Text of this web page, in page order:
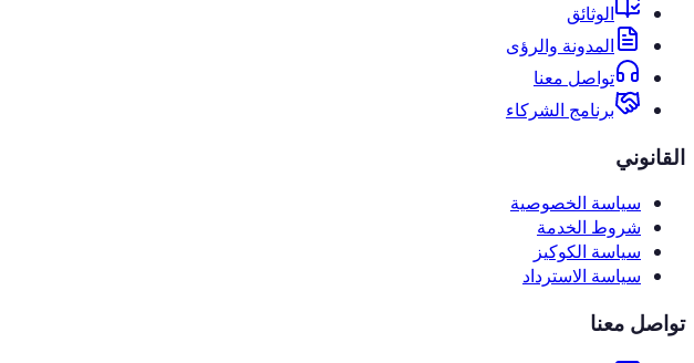
الوثائق
المدونة والرؤى
تواصل معنا
برنامج الشركاء
القانوني
سياسة الخصوصية
شروط الخدمة
سياسة الكوكيز
سياسة الاسترداد
تواصل معنا